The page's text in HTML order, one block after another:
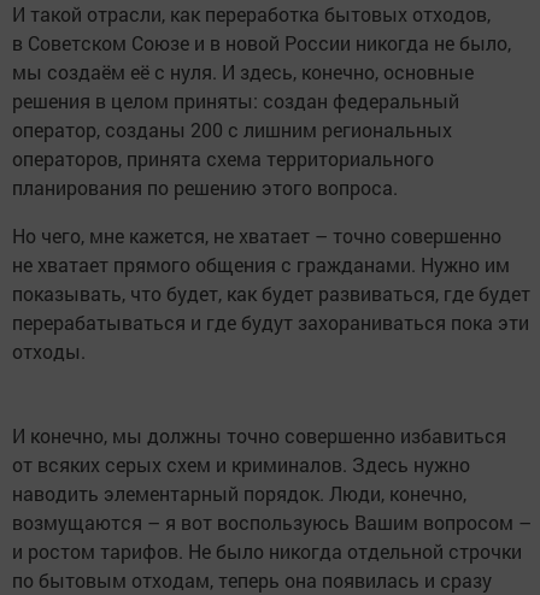
И такой отрасли, как переработка бытовых отходов,
в Советском Союзе и в новой России никогда не было,
мы создаём её с нуля. И здесь, конечно, основные
решения в целом приняты: создан федеральный
оператор, созданы 200 с лишним региональных
операторов, принята схема территориального
планирования по решению этого вопроса.
Но чего, мне кажется, не хватает – точно совершенно
не хватает прямого общения с гражданами. Нужно им
показывать, что будет, как будет развиваться, где будет
перерабатываться и где будут захораниваться пока эти
отходы.
И конечно, мы должны точно совершенно избавиться
от всяких серых схем и криминалов. Здесь нужно
наводить элементарный порядок. Люди, конечно,
возмущаются – я вот воспользуюсь Вашим вопросом –
и ростом тарифов. Не было никогда отдельной строчки
по бытовым отходам, теперь она появилась и сразу